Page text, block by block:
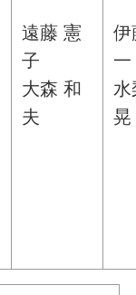
遠藤 憲
子
大森 和
夫
伊
一
水
晃